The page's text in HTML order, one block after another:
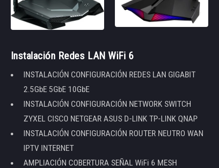
Instalación Redes LAN WiFi 6
INSTALACIÓN CONFIGURACIÓN REDES LAN GIGABIT
2.5GbE 5GbE 10GbE
INSTALACIÓN CONFIGURACIÓN NETWORK SWITCH
ZYXEL CISCO NETGEAR ASUS D-LINK TP-LINK QNAP
INSTALACIÓN CONFIGURACIÓN ROUTER NEUTRO WAN
IPTV INTERNET
AMPLIACIÓN COBERTURA SEÑAL WiFi 6 MESH